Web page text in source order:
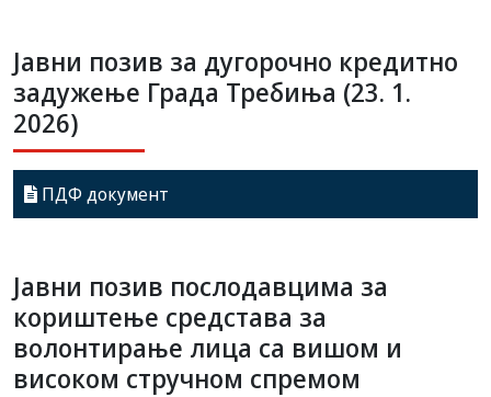
Jавни позив за дугорочно кредитно
задужење Града Требиња (23. 1.
2026)
ПДФ документ
Јавни позив послодавцима за
кориштење средстава за
волонтирање лица са вишом и
високом стручном спремом